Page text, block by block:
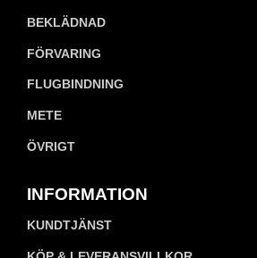
BEKLÄDNAD
FÖRVARING
FLUGBINDNING
METE
ÖVRIGT
INFORMATION
KUNDTJÄNST